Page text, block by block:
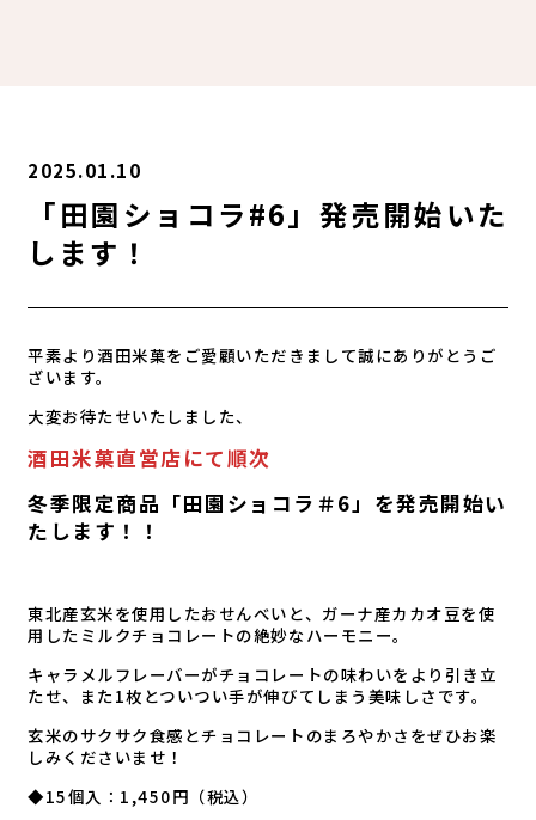
2025.01.10
「田園ショコラ#6」発売開始いた
します！
平素より酒田米菓をご愛顧いただきまして誠にありがとうご
ざいます。
大変お待たせいたしました、
酒田米菓直営店にて順次
冬季限定商品「田園ショコラ＃6」を発売開始い
たします！！
東北産玄米を使用したおせんべいと、ガーナ産カカオ豆を使
用したミルクチョコレートの絶妙なハーモニー。
キャラメルフレーバーがチョコレートの味わいをより引き立
たせ、また1枚とついつい手が伸びてしまう美味しさです。
玄米のサクサク食感とチョコレートのまろやかさをぜひお楽
しみくださいませ！
◆15個入：1,450円（税込）